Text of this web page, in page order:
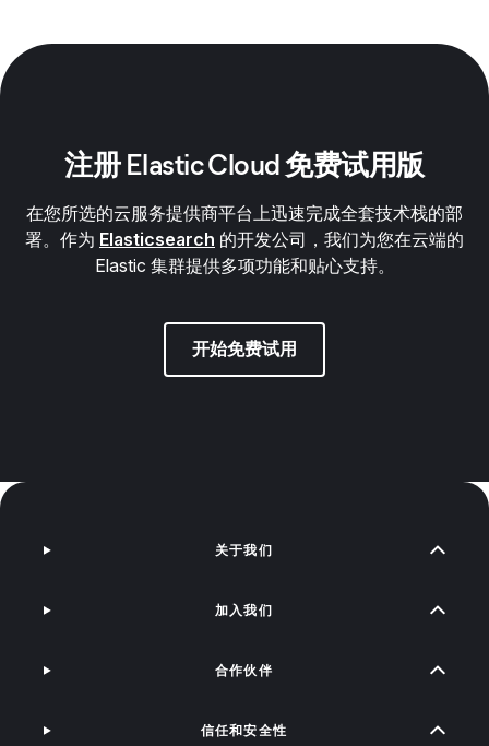
注册 Elastic Cloud 免费试用版
在您所选的云服务提供商平台上迅速完成全套技术栈的部
署。作为 Elasticsearch 的开发公司，我们为您在云端的
Elastic 集群提供多项功能和贴心支持。
开始免费试用
关于我们
加入我们
合作伙伴
信任和安全性